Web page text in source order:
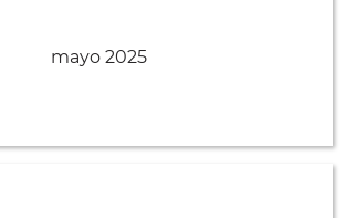
mayo 2025